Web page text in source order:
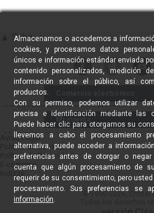
Almacenamos o accedemos a
cookies, y procesamos datos
únicos e información estándar enviada
contenido personalizados, medición
información sobre el público, así
productos.
Con su permiso, podemos utilizar
precisa e identificación mediante las
Puede hacer clic para otorgarnos su
llevemos a cabo el procesamiento
alternativa, puede acceder a
preferencias antes de otorgar o
cuenta que algún procesamiento de
requerir de su consentimiento, pero
procesamiento. Sus preferencias se
información.
▲ Subir ▲
DEVOLUCIONES - DESISTIMIENTO
Proveedores Profesionales
Instaladores Profesionales
Política de Venta / Devoluciones
Black Friday en Cristaleria
Envíos nacionales
Cómo pagar
Cómo comprar
Mi cuenta
Mis compras
Mis datos
Mis notificaciones
Mis favoritos
Aviso Legal
Politica de Cookies
Política de Privacidad
E-comerce
© 1990-2026, Cristal